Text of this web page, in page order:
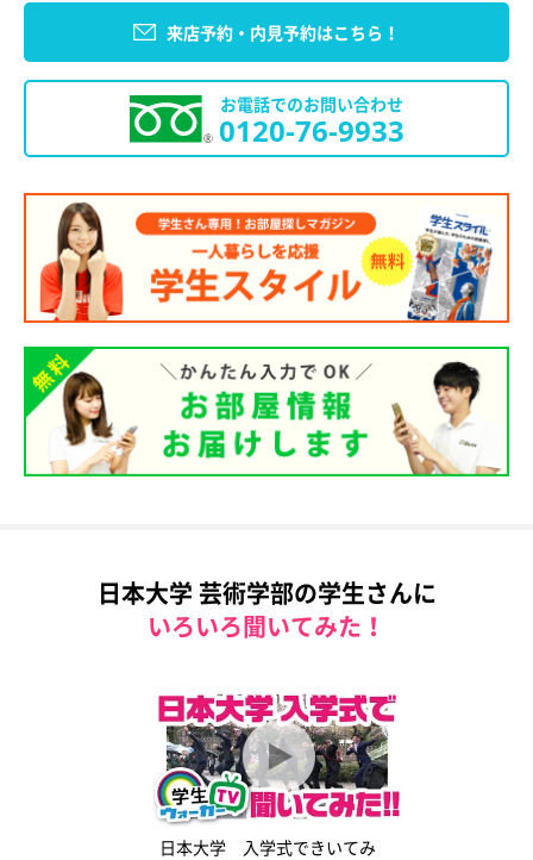
来店予約・内見予約はこちら！
お電話でのお問い合わせ
0120-76-9933
日本大学 芸術学部の学生さんに
いろいろ聞いてみた！
日本大学 入学式できいてみ